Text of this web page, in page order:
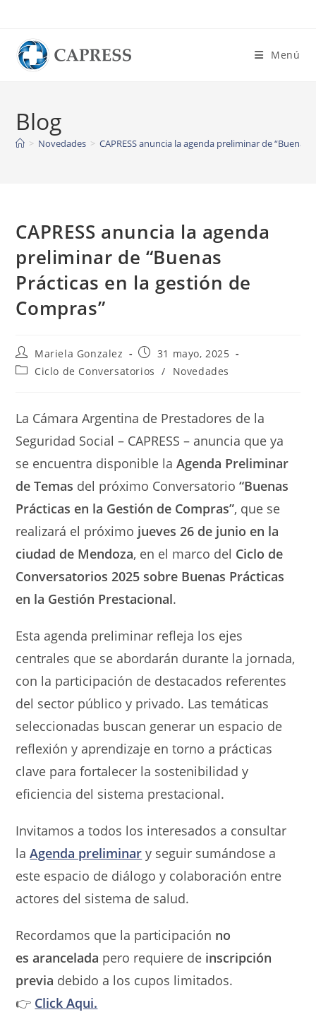
contenido
Menú
Blog
> Novedades > CAPRESS anuncia la agenda preliminar de
CAPRESS anuncia la agenda
preliminar de “Buenas
Prácticas en la gestión de
Compras”
Autor
de
la
Mariela Gonzalez
Entrada
publicada:
31 mayo, 2025
Categoría
entrada:
Ciclo de Conversatorios / Novedades
La Cámara Argentina de Prestadores de la
Seguridad Social – CAPRESS – anuncia que ya
se encuentra disponible laAgenda Preliminar
de Temas del próximo Conversatorio“Buenas
Prácticas en la Gestión de Compras”, que se
realizará el próximo jueves 26 de junio en la
ciudad de Mendoza, en el marco del Ciclo de
Conversatorios 2025 sobre Buenas Prácticas
en la Gestión Prestacional.
Esta agenda preliminar refleja los ejes
centrales que se abordarán durante la jornada,
con la participación de destacados referentes
del sector público y privado. Las temáticas
seleccionadas buscan generar un espacio de
reflexión y aprendizaje en torno a prácticas
clave para fortalecer la sostenibilidad y
eficiencia del sistema prestacional.
Invitamos a todos los interesados a consultar
laAgenda preliminar y seguir sumándose a
este espacio de diálogo y colaboración entre
actores del sistema de salud.
Recordamos que la participación no
es arancelada pero requiere de inscripción
previa debido a los cupos limitados.
👉 Click Aqui.